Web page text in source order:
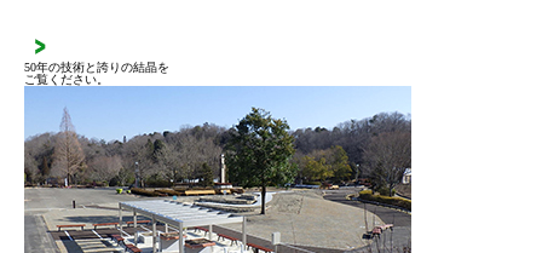
50年の技術と誇りの結晶を
ご覧ください。